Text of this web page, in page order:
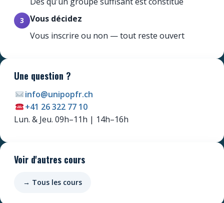
3
Vous décidez
Vous inscrire ou non — tout reste ouvert
Une question ?
info@unipopfr.ch
+41 26 322 77 10
Lun. & Jeu. 09h–11h | 14h–16h
Voir d'autres cours
→ Tous les cours
Newsletter
fidèles abonnés.